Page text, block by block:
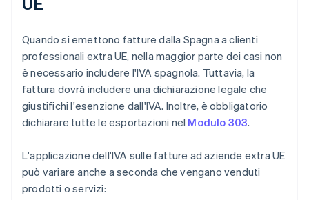
Quando si emettono fatture dalla Spagna a clienti
professionali extra UE, nella maggior parte dei casi non
è necessario includere l'IVA spagnola. Tuttavia, la
fattura dovrà includere una dichiarazione legale che
giustifichi l'esenzione dall'IVA. Inoltre, è obbligatorio
dichiarare tutte le esportazioni nel Modulo 303.
L'applicazione dell'IVA sulle fatture ad aziende extra UE
può variare anche a seconda che vengano venduti
prodotti o servizi: